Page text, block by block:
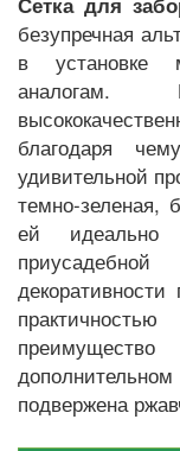
безупречная
в установке
аналогам.
благодаря
удивительной
темно-зеленая,
ей
подвержена